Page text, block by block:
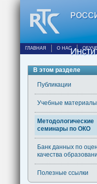
ГЛАВНАЯ О НАС
В этом разделе
Публикации
Учебные материалы
Методологические
семинары по ОКО
Банк данных по
качества
Полезные ссылки